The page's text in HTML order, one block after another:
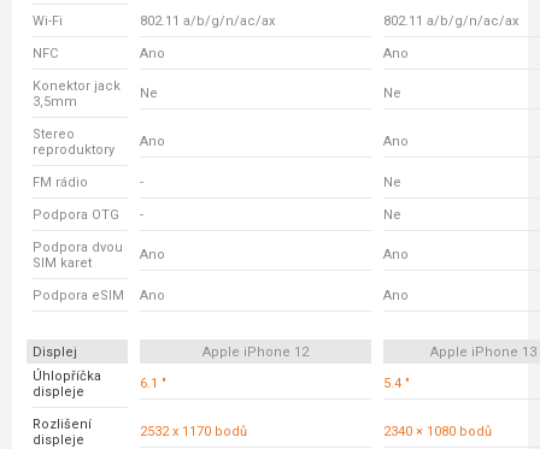
Wi-Fi 802.11 a/b/g/n/ac/ax 802.11 a/b/g/n/ac/ax
NFC Ano Ano
Konektor jack
3,5mm
Ne Ne
Stereo
reproduktory
Ano Ano
FM rádio - Ne
Podpora OTG - Ne
Podpora dvou
SIM karet
Ano Ano
Podpora eSIM Ano Ano
Displej Apple iPhone 12
Apple iPhone
Úhlopříčka
displeje
6.1 " 5.4 "
Rozlišení
displeje
2532 x 1170 bodů 2340 × 1080 bodů